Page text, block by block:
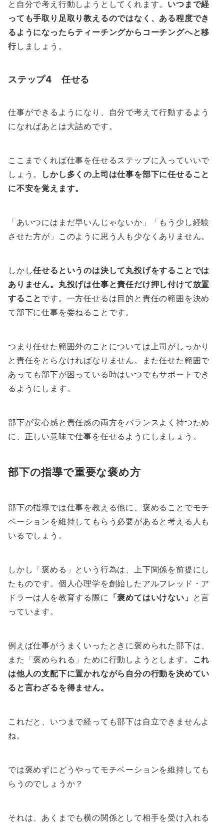
と自分で考え行動しようとしてくれます。 いつまで経
っても手取り足取り教えるのではなく、ある程度でき
るようになったらティーチングからコーチングへと移
行しましょう。
ステップ4 任せる
仕事ができるようになり、自分で考えて行動するよう
になればあとは大詰めです。
ここまでくれば仕事を任せるステップに入っていいで
しょう。
しかし多くの上司は仕事を部下に任せること
に不安を覚えます。
「あいつにはまだ早いんじゃないか」「もう少し経験
させた方が」このように思う人も少なくありません。
しかし任せるというのは決して丸投げをすることでは
ありません。丸投げは仕事と責任だけ押し付けて放置
すること です。一方任せるは目的と責任の範囲を決め
て部下に仕事を委ねることです。
つまり任せた範囲外のことについては上司がしっかり
と責任をとらなければなりません。また任せた範囲で
あっても部下が困っている時はいつでもサポートでき
るようにします。
部下が安心感と責任感の両方をバランスよく持つため
に、正しい意味で仕事を任せるようにしましょう。
部下の指導で重要な褒め方
部下の指導では仕事を教える他に、褒めることでモチ
ベーションを維持してもらう必要があると考える人も
いるでしょう。
しかし「褒める」という行為は、上下関係を前提にし
たものです。個人心理学を創始したアルフレッド・ア
ドラーは人を教育する際に 「褒めてはいけない」 と言
っています。
例えば仕事がうまくいったときに褒められた部下は、
また「褒められる」ために行動しようとします。
これ
は他人の支配下に置かれながら自分の行動を決めてい
ると言わざるを得ません。
これだと、いつまで経っても部下は自立できませんよ
ね。
では褒めずにどうやってモチベーションを維持しても
らうのでしょうか？
それは、あくまでも横の関係として相手を受け入れる